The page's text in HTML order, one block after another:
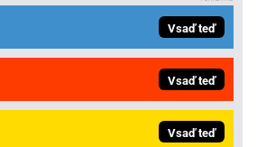
Vsaď teď
Vsaď teď
Vsaď teď